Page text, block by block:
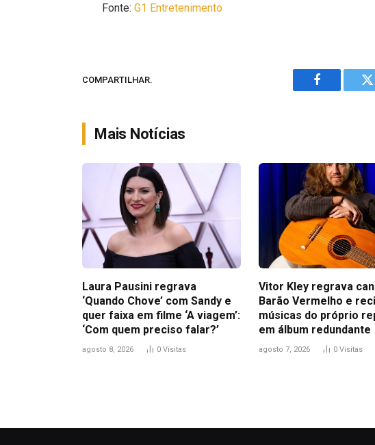
Fonte:G1 Entretenimento
COMPARTILHAR.
Facebook
Mais Notícias
Laura Pausini regrava
‘Quando Chove’ com Sandy e
quer faixa em filme ‘A viagem’:
‘Com quem preciso falar?’
agosto 8, 2026 0 Visitas
Vitor Kley regrava
Barão Vermelho e
músicas do próprio
em álbum redundante
agosto 7, 2026 0 Visitas